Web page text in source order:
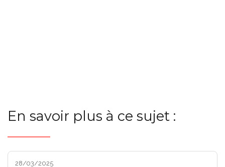
En savoir plus à ce sujet :
28/03/2025